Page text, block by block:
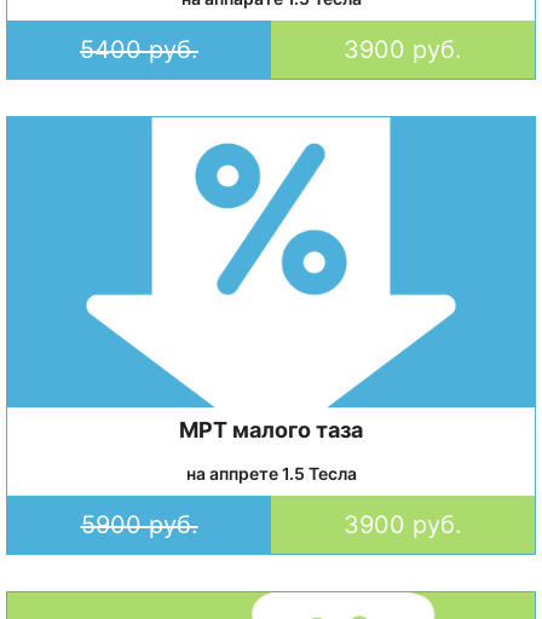
5400 руб. 3900 руб.
МРТ малого таза
на аппрете 1.5 Тесла
5900 руб. 3900 руб.